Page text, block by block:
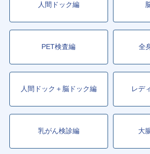
人間ドック編
PET検査編 全
人間ドック＋脳ドック編 レデ
乳がん検診編 大